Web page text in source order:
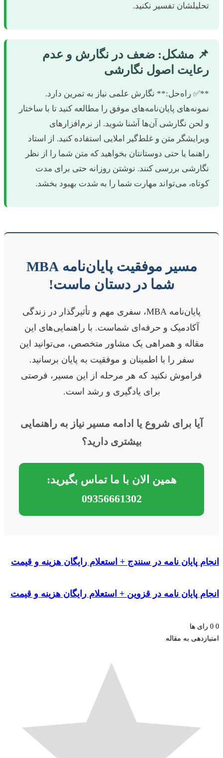
تفسیر نکنید.
مشکل: ضعف در نگارش و عدم
اصول نگارشی
راه‌حل:** نگارش علمی نیاز به تمرین دارد.
پایان‌نامه‌های موفق را مطالعه کنید تا با ساختار
لحن نگارشی آن‌ها آشنا شوید. از نرم‌افزارهای
متن و غلط‌گیر املایی استفاده کنید. از استاد
یا حتی دوستانتان بخواهید که متن شما را از نظر
بررسی کنند. نوشتن روزانه حتی برای مدت
می‌تواند مهارت شما را به شدت بهبود بخشد.
مسیر موفقیت پایان‌نامه MBA
شما در دستان ماست!
پایان‌نامه MBA، سفری مهم و تأثیرگذار در زندگی
آکادمیک و حرفه‌ای شماست. با راهنمایی‌های این
مقاله و همراهی یک مشاور متخصص، می‌توانید این
سفر را با اطمینان و موفقیت به پایان برسانید.
فراموش نکنید که هر مرحله از این مسیر، فرصتی
برای یادگیری و رشد است.
آیا برای شروع یا ادامه مسیر نیاز به راهنمایی
بیشتری دارید؟
همین الان با ما تماس بگیرید:
09356661302
پایان نامه در سنندج + استعلام رایگان هزینه و قیمت
پایان نامه در قزوین + استعلام رایگان هزینه و قیمت
ها
به مقاله